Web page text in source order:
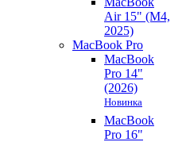
Air 15" (M4,
2025)
MacBook Pro
MacBook
Pro 14"
(2026)
Новинка
MacBook
Pro 16"